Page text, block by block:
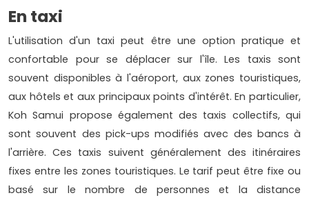
En taxi
L'utilisation d'un taxi peut être une option pratique et
confortable pour se déplacer sur l'île. Les taxis sont
souvent disponibles à l'aéroport, aux zones touristiques,
aux hôtels et aux principaux points d'intérêt. En particulier,
Koh Samui propose également des taxis collectifs, qui
sont souvent des pick-ups modifiés avec des bancs à
l'arrière. Ces taxis suivent généralement des itinéraires
fixes entre les zones touristiques. Le tarif peut être fixe ou
basé sur le nombre de personnes et la distance